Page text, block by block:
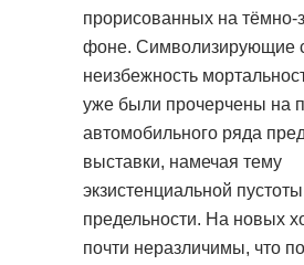
прорисованных на тёмно-
фоне. Символизирующие
неизбежность
уже были прочерчены на
автомобильного ряда
выставки, намечая тему
экзистенциальной
предельности. На новых
почти неразличимы, что